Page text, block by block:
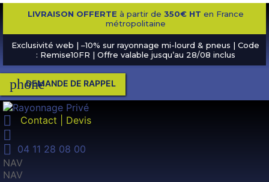
LIVRAISON OFFERTE à partir de 350€ HT en France
métropolitaine
Exclusivité web | –10% sur rayonnage mi-lourd & pneus | Code
: Remise10FR | Offre valable jusqu’au 28/08 inclus
phone
DEMANDE DE RAPPEL
 Contact | Devis


04 11 28 08 00
NAV
NAV